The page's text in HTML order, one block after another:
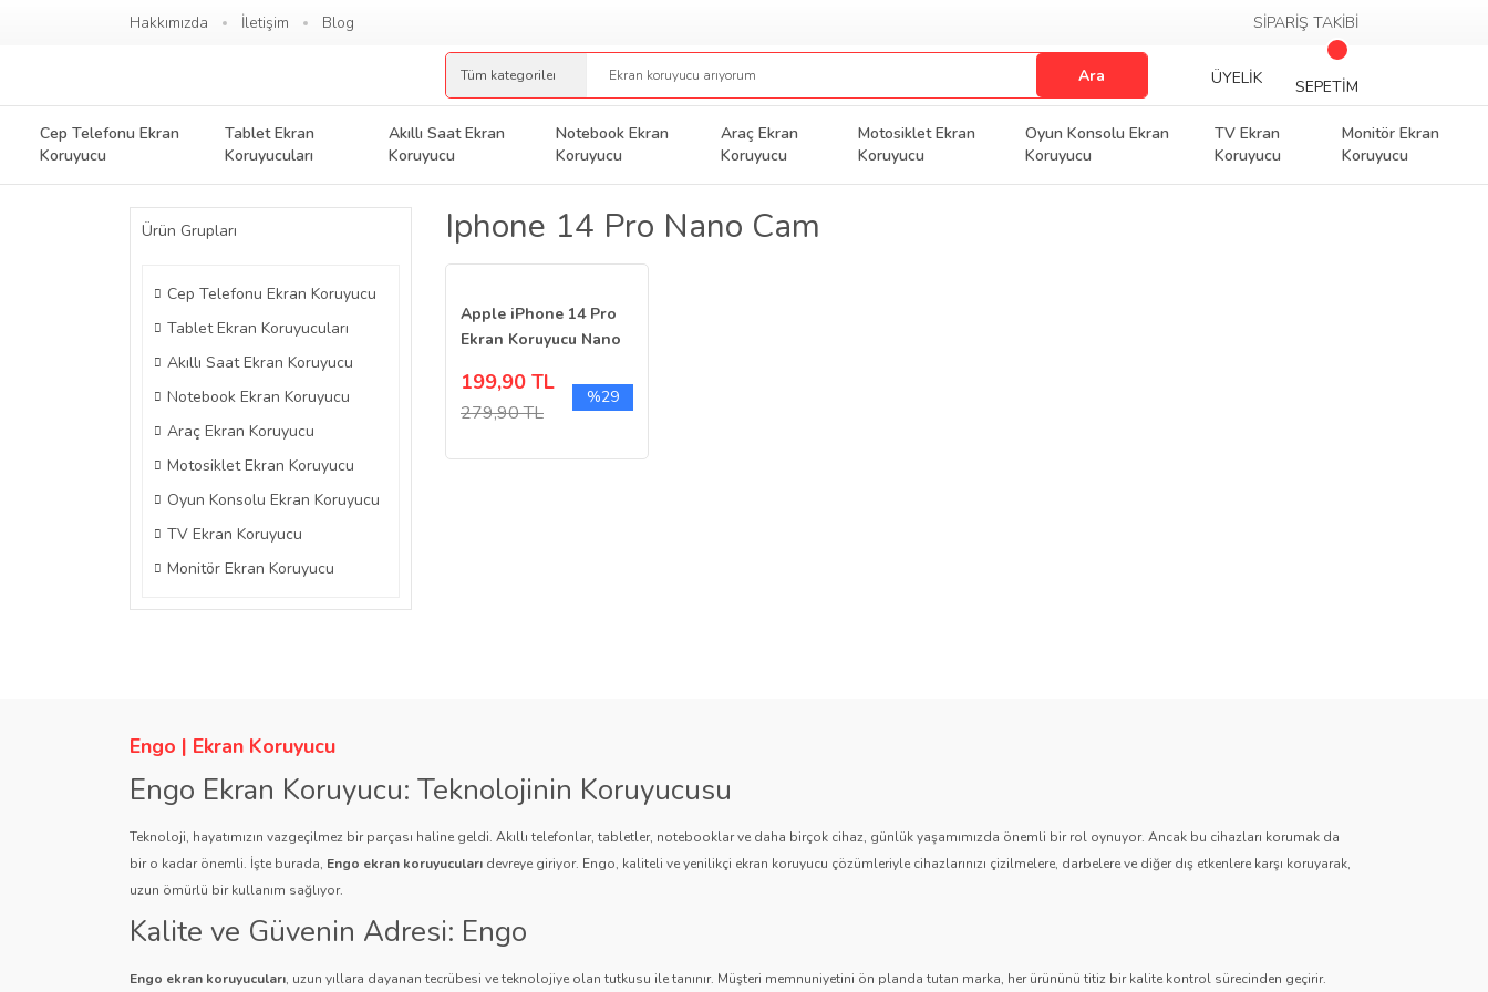
Hakkımızda İletişim Blog SİPARİŞ TAKİBİ
Ara ÜYELİK SEPETİM
Cep Telefonu Ekran
Koruyucu
Tablet Ekran
Koruyucuları
Akıllı Saat Ekran
Koruyucu
Notebook Ekran
Koruyucu
Araç Ekran
Koruyucu
Motosiklet Ekran
Koruyucu
Oyun Konsolu Ekran
Koruyucu
TV Ekran
Koruyucu
Monitör Ekran
Koruyucu
Ürün Grupları
Cep Telefonu Ekran Koruyucu
Tablet Ekran Koruyucuları
Akıllı Saat Ekran Koruyucu
Notebook Ekran Koruyucu
Araç Ekran Koruyucu
Motosiklet Ekran Koruyucu
Oyun Konsolu Ekran Koruyucu
TV Ekran Koruyucu
Monitör Ekran Koruyucu
Iphone 14 Pro Nano Cam
Apple iPhone 14 Pro
Ekran Koruyucu Nano
199,90 TL
279,90 TL
%29
Engo | Ekran Koruyucu
Engo Ekran Koruyucu: Teknolojinin Koruyucusu
Teknoloji, hayatımızın vazgeçilmez bir parçası haline geldi. Akıllı telefonlar, tabletler, notebooklar ve daha birçok cihaz, günlük yaşamımızda önemli bir rol oynuyor. Ancak bu cihazları korumak da
bir o kadar önemli. İşte burada, Engo ekran koruyucuları devreye giriyor. Engo, kaliteli ve yenilikçi ekran koruyucu çözümleriyle cihazlarınızı çizilmelere, darbelere ve diğer dış etkenlere karşı koruyarak,
uzun ömürlü bir kullanım sağlıyor.
Kalite ve Güvenin Adresi: Engo
Engo ekran koruyucuları, uzun yıllara dayanan tecrübesi ve teknolojiye olan tutkusu ile tanınır. Müşteri memnuniyetini ön planda tutan marka, her ürününü titiz bir kalite kontrol sürecinden geçirir.